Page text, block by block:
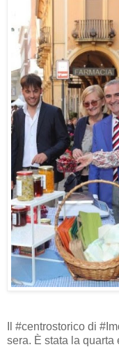
Il #centrostorico di
sera. È stata la quarta